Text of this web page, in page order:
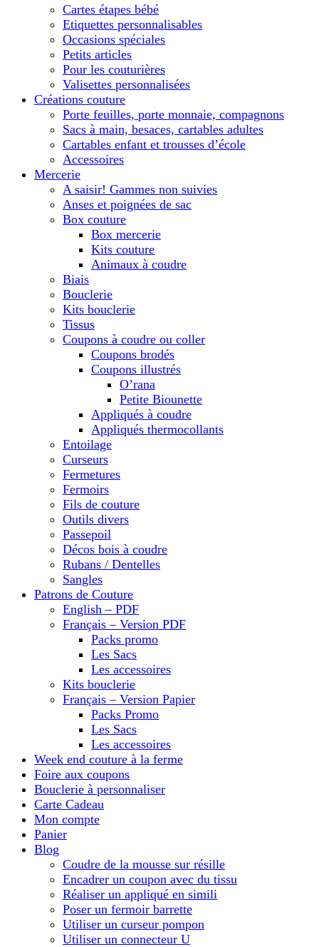
Cartes étapes bébé
Etiquettes personnalisables
Occasions spéciales
Petits articles
Pour les couturières
Valisettes personnalisées
Créations couture
Porte feuilles, porte monnaie, compagnons
Sacs à main, besaces, cartables adultes
Cartables enfant et trousses d’école
Accessoires
Mercerie
A saisir! Gammes non suivies
Anses et poignées de sac
Box couture
Box mercerie
Kits couture
Animaux à coudre
Biais
Bouclerie
Kits bouclerie
Tissus
Coupons à coudre ou coller
Coupons brodés
Coupons illustrés
O’rana
Petite Biounette
Appliqués à coudre
Appliqués thermocollants
Entoilage
Curseurs
Fermetures
Fermoirs
Fils de couture
Outils divers
Passepoil
Décos bois à coudre
Rubans / Dentelles
Sangles
Patrons de Couture
English – PDF
Français – Version PDF
Packs promo
Les Sacs
Les accessoires
Kits bouclerie
Français – Version Papier
Packs Promo
Les Sacs
Les accessoires
Week end couture à la ferme
Foire aux coupons
Bouclerie à personnaliser
Carte Cadeau
Mon compte
Panier
Blog
Coudre de la mousse sur résille
Encadrer un coupon avec du tissu
Réaliser un appliqué en simili
Poser un fermoir barrette
Utiliser un curseur pompon
Utiliser un connecteur U